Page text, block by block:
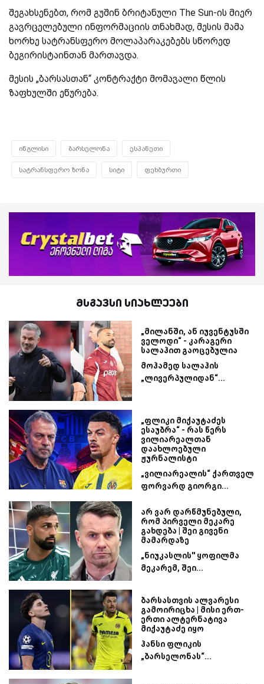
შეგახსენებთ, რომ გუშინ ბრიტანული The Sun-ის მიერ
გავრცელებული ინფორმაციის თნახმად, მესის მამა
ხორხე სატრანსფერო მოლაპარაკებებს სწორედ
ბეგირისტაინთან მართავდა.
მესის „ბარსასთან“ კონტრაქტი მომავალი წლის
ზაფხულში ეწურება.
ინგლისი ბარსელონა ესპანეთი
სატრანსფერო ზონა სიტი ფეხბურთი
მსგავსი სიახლეები
„მილანში, ან იუვენტუსში
ველოდი“ - კარაგერი
სალაჰით გაოცებულია
მოჰამედ სალაჰის
„ლივერპულიდან“...
„ფლიკი მიქაუტაძეს
ესაუბრა“ - რას წერს
ვილიარეალთან
დაახლოებული
ჟურნალისტი
„ვილიარეალის“ ქართველ
ფორვარდ გიორგი...
არ ვარ დარწმუნებული,
რომ პირველი მეკარე
გახდება | შეი გივენი
მამარდაზე
„ნიუკასლის'' ყოფილმა
მეკარემ, შეი...
ბარსასთვის ალვარესი
გამოირიცხა | მისი ერთ-
ერთი ალტერნატივა
მიქაუტაძე იყო
ჰანსი ფლიკის
„ბარსელონას“...